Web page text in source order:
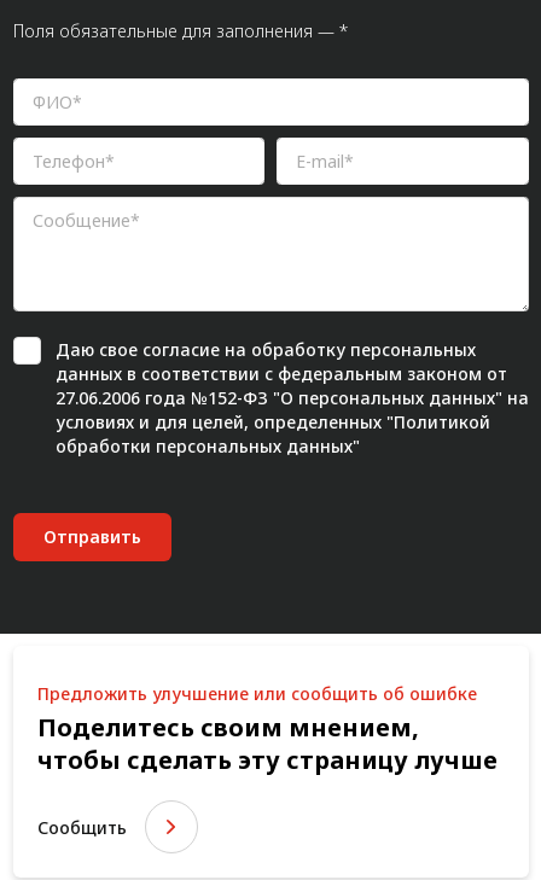
Поля обязательные для заполнения — *
Даю свое согласиена обработку персональных
данных в соответствии с федеральным законом от
27.06.2006 года №152-ФЗ "О персональных данных" на
условиях и для целей, определенных "Политикой
обработки персональных данных"
Отправить
Предложить улучшение или сообщить об ошибке
Поделитесь своим мнением,
чтобы сделать эту страницу лучше
Сообщить